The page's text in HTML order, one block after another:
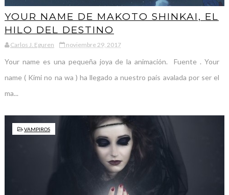
YOUR NAME DE MAKOTO SHINKAI, EL
HILO DEL DESTINO
Carlos J. Eguren noviembre 29, 2017
Your name es una pequeña joya de la animación. Fuente . Your
name ( Kimi no na wa ) ha llegado a nuestro país avalada por ser el
ma...
VAMPIROS